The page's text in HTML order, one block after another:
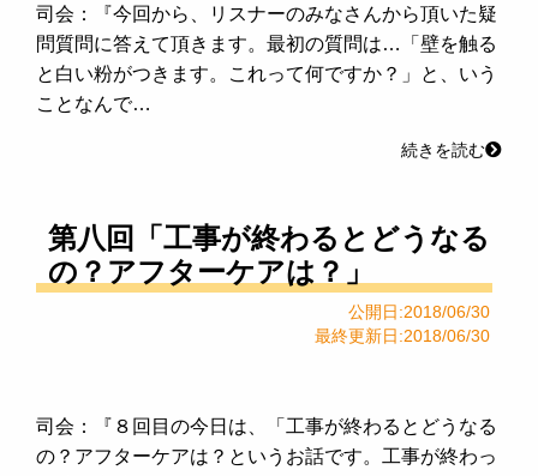
司会：『今回から、リスナーのみなさんから頂いた疑
問質問に答えて頂きます。最初の質問は…「壁を触る
と白い粉がつきます。これって何ですか？」と、いう
ことなんで…
続きを読む
第八回「工事が終わるとどうなる
の？アフターケアは？」
公開日:2018/06/30
最終更新日:2018/06/30
司会：『８回目の今日は、「工事が終わるとどうなる
の？アフターケアは？というお話です。工事が終わっ